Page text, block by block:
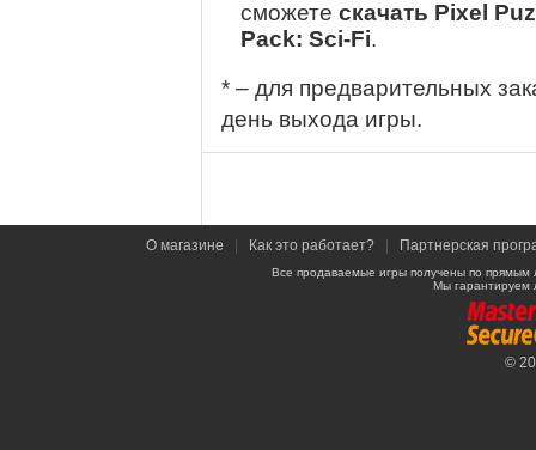
сможете скачать Pixel
Pack: Sci-Fi.
* – для предварительных
день выхода игры.
О магазине Как это работает? Партнерская
Все продаваемые игры получены по
Мы гарантируем
©